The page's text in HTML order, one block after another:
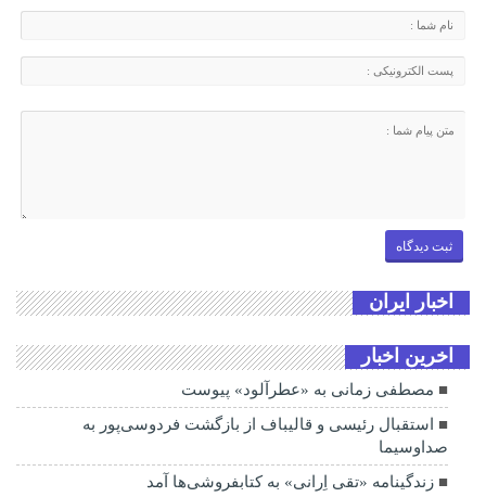
اخبار ایران
اخرین اخبار
مصطفی زمانی به «عطرآلود» پیوست
استقبال رئیسی و قالیباف از بازگشت فردوسی‌پور به
صداوسیما
زندگینامه «تقی اِرانی» به کتابفروشی‌ها آمد